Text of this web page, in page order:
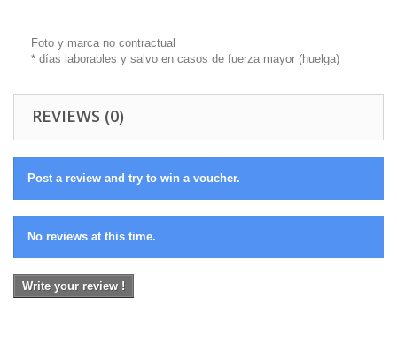
Foto y marca no contractual
* días laborables y salvo en casos de fuerza mayor (huelga)
REVIEWS (0)
Post a review and try to win a voucher.
No reviews at this time.
Write your review !